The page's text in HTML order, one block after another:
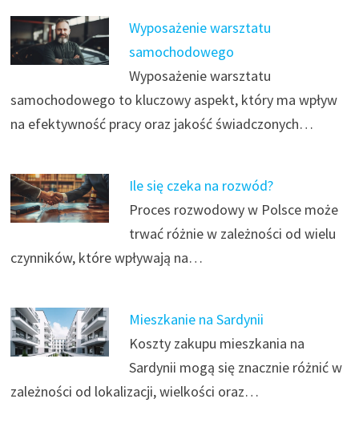
Wyposażenie warsztatu
samochodowego
Wyposażenie warsztatu
samochodowego to kluczowy aspekt, który ma wpływ
na efektywność pracy oraz jakość świadczonych…
Ile się czeka na rozwód?
Proces rozwodowy w Polsce może
trwać różnie w zależności od wielu
czynników, które wpływają na…
Mieszkanie na Sardynii
Koszty zakupu mieszkania na
Sardynii mogą się znacznie różnić w
zależności od lokalizacji, wielkości oraz…